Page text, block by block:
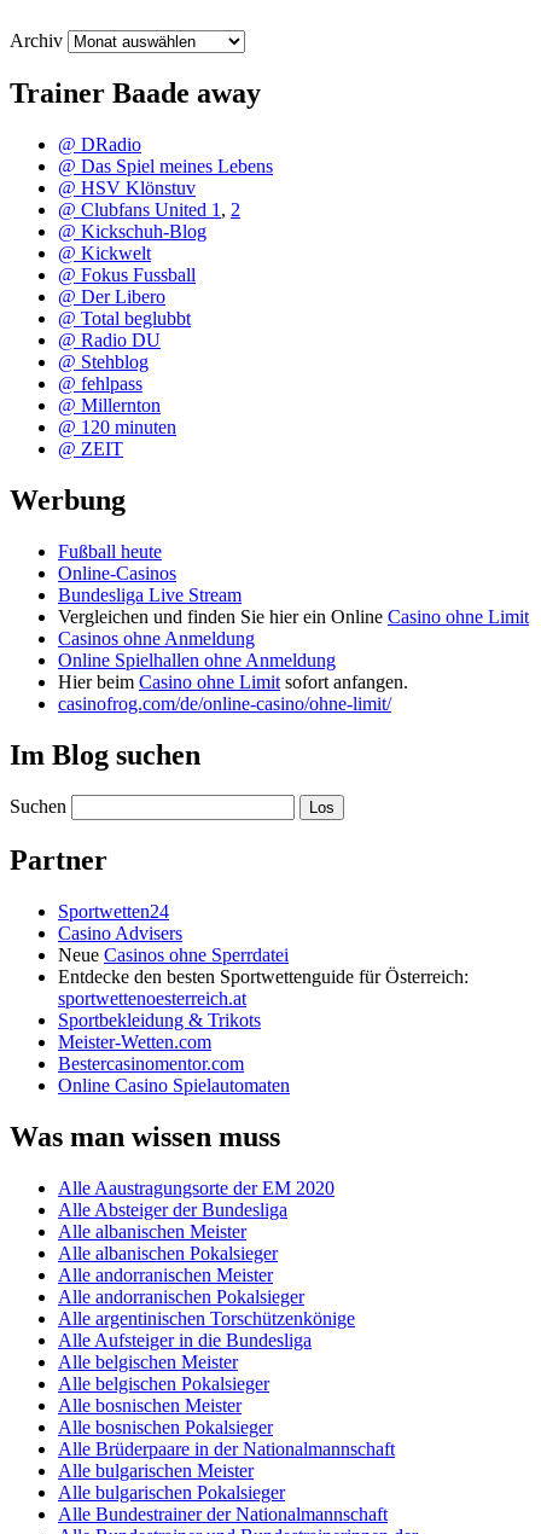
Archiv
Trainer Baade away
@ DRadio
@ Das Spiel meines Lebens
@ HSV Klönstuv
@ Clubfans United 1 , 2
@ Kickschuh-Blog
@ Kickwelt
@ Fokus Fussball
@ Der Libero
@ Total beglubbt
@ Radio DU
@ Stehblog
@ fehlpass
@ Millernton
@ 120 minuten
@ ZEIT
Werbung
Fußball heute
Online-Casinos
Bundesliga Live Stream
Vergleichen und finden Sie hier ein Online Casino ohne Limit
Casinos ohne Anmeldung
Online Spielhallen ohne Anmeldung
Hier beim Casino ohne Limit sofort anfangen.
casinofrog.com/de/online-casino/ohne-limit/
Im Blog suchen
Suchen
Partner
Sportwetten24
Casino Advisers
Neue Casinos ohne Sperrdatei
Entdecke den besten Sportwettenguide für Österreich:
sportwettenoesterreich.at
Sportbekleidung & Trikots
Meister-Wetten.com
Bestercasinomentor.com
Online Casino Spielautomaten
Was man wissen muss
Alle Aaustragungsorte der EM 2020
Alle Absteiger der Bundesliga
Alle albanischen Meister
Alle albanischen Pokalsieger
Alle andorranischen Meister
Alle andorranischen Pokalsieger
Alle argentinischen Torschützenkönige
Alle Aufsteiger in die Bundesliga
Alle belgischen Meister
Alle belgischen Pokalsieger
Alle bosnischen Meister
Alle bosnischen Pokalsieger
Alle Brüderpaare in der Nationalmannschaft
Alle bulgarischen Meister
Alle bulgarischen Pokalsieger
Alle Bundestrainer der Nationalmannschaft